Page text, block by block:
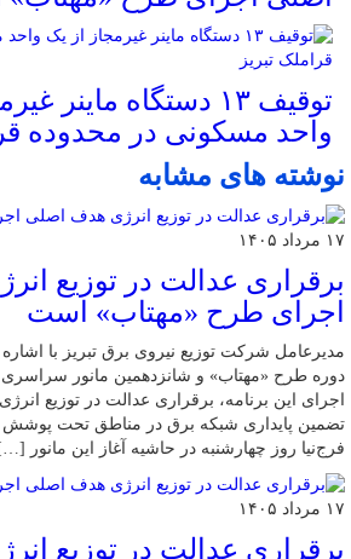
توقیف ۱۳ دستگاه ماینر
واحد مسکونی در محدوده
نوشته های مشابه
۱۷ مرداد ۱۴۰۵
برقراری عدالت در توزیع
اجرای طرح «مهتاب» است
مدیرعامل شرکت توزیع نیروی برق تبریز با
دوره طرح «مهتاب» و شانزدهمین مانور
اجرای این برنامه، برقراری عدالت در توزیع
تضمین پایداری شبکه برق در مناطق تحت
فرج‌نیا روز چهارشنبه در حاشیه آغاز این مانور
۱۷ مرداد ۱۴۰۵
برقراری عدالت در توزیع